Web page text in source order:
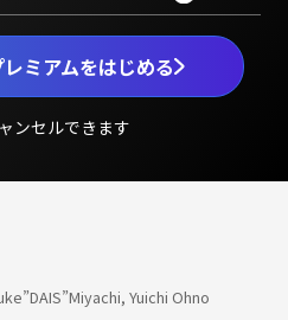
ミアムをはじめる
ンセルできます
Yuichi Ohno